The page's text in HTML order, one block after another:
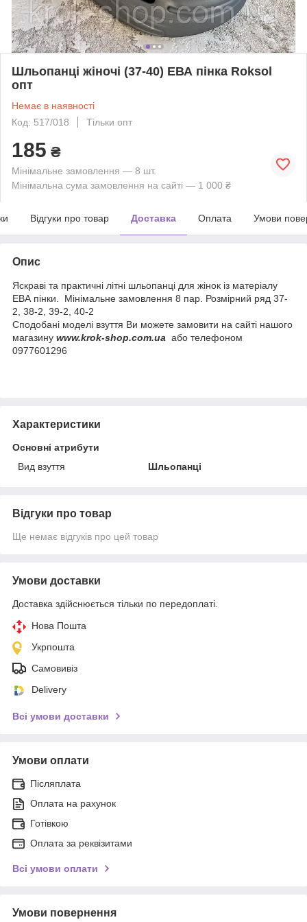
Шльопанці жіночі (37-40) ЕВА пінка Roksol
опт
Немає в наявності
Код: 517/018
Тільки опт
185 ₴
Мінімальне замовлення — 8 шт.
Мінімальна сума замовлення на сайті — 1 000 ₴
Відгуки про товар Доставка Оплата Умови
Опис
Яскраві та практичні літні шльопанці для жінок із матеріалу
ЕВА пінки. Мінімальне замовлення 8 пар. Розмірний ряд 37-
2, 38-2, 39-2, 40-2
Сподобані моделі взуття Ви можете замовити на сайті нашого
магазину www.krok-shop.com.ua або телефоном
0977601296
Характеристики
Основні атрибути
Вид взуття
Шльопанці
Відгуки про товар
Ще немає відгуків про цей товар
Умови доставки
Доставка здійснюється тільки по передоплаті.
Нова Пошта
Укрпошта
Самовивіз
Delivery
Всі умови доставки
Умови оплати
Післяплата
Оплата на рахунок
Готівкою
Оплата за реквізитами
Всі умови оплати
Умови повернення